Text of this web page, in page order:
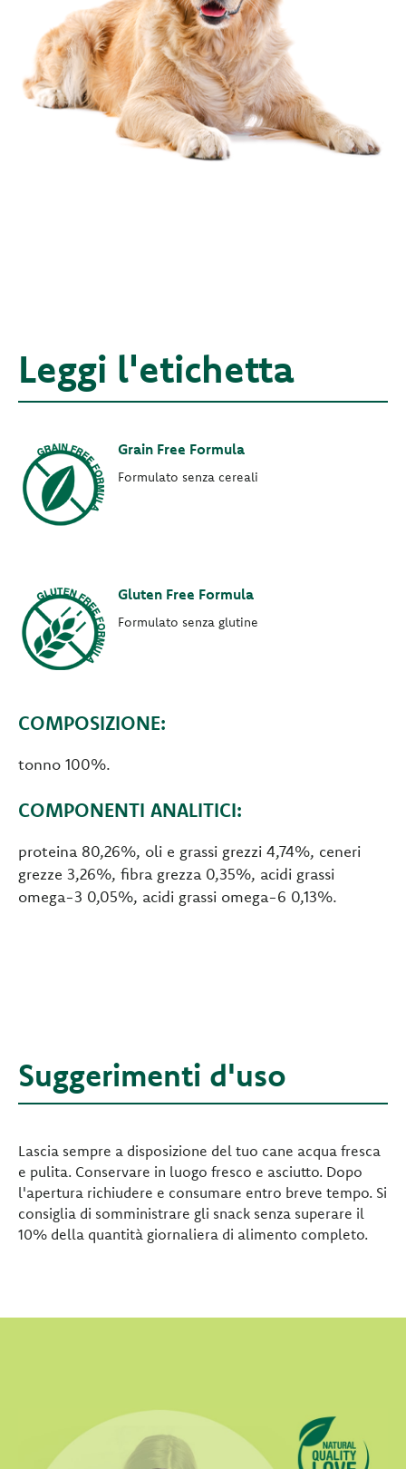
Leggi l'etichetta
Grain Free Formula
Formulato senza cereali
Gluten Free Formula
Formulato senza glutine
COMPOSIZIONE:
tonno 100%.
COMPONENTI ANALITICI:
proteina 80,26%, oli e grassi grezzi 4,74%, ceneri
grezze 3,26%, fibra grezza 0,35%, acidi grassi
omega-3 0,05%, acidi grassi omega-6 0,13%.
Suggerimenti d'uso
Lascia sempre a disposizione del tuo cane acqua fresca
e pulita. Conservare in luogo fresco e asciutto. Dopo
l'apertura richiudere e consumare entro breve tempo. Si
consiglia di somministrare gli snack senza superare il
10% della quantità giornaliera di alimento completo.